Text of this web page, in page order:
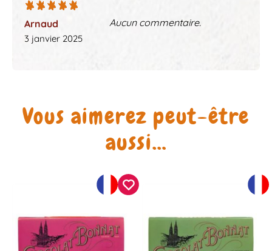
Arnaud
3 janvier 2025
Aucun commentaire.
Vous aimerez peut-être
aussi…